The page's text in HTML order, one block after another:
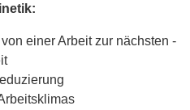
einer Arbeit zur nächsten -